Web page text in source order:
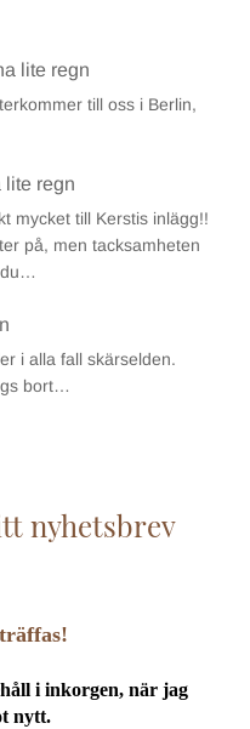
lite regn
till oss i Berlin,
lite regn
mycket till Kerstis inlägg!!
på, men tacksamheten
du…
i alla fall skärselden.
bort…
nyhetsbrev
i inkorgen, när jag
nytt.